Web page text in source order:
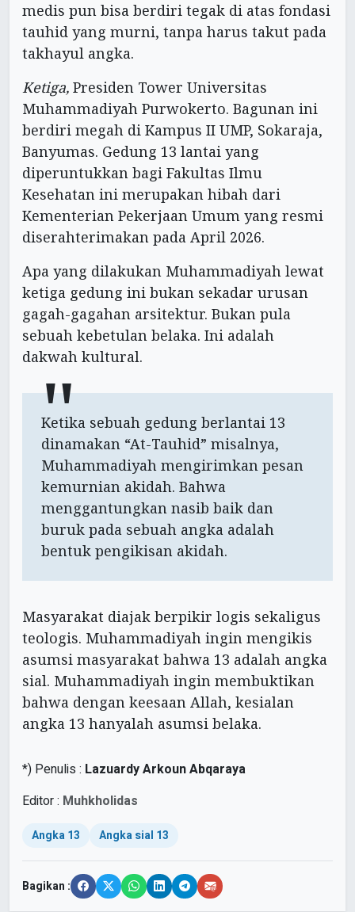
medis pun bisa berdiri tegak di atas fondasi
tauhid yang murni, tanpa harus takut pada
takhayul angka.
Ketiga, Presiden Tower Universitas
Muhammadiyah Purwokerto. Bagunan ini
berdiri megah di Kampus II UMP, Sokaraja,
Banyumas. Gedung 13 lantai yang
diperuntukkan bagi Fakultas Ilmu
Kesehatan ini merupakan hibah dari
Kementerian Pekerjaan Umum yang resmi
diserahterimakan pada April 2026.
Apa yang dilakukan Muhammadiyah lewat
ketiga gedung ini bukan sekadar urusan
gagah-gagahan arsitektur. Bukan pula
sebuah kebetulan belaka. Ini adalah
dakwah kultural.
Ketika sebuah gedung berlantai 13
dinamakan “At-Tauhid” misalnya,
Muhammadiyah mengirimkan pesan
kemurnian akidah. Bahwa
menggantungkan nasib baik dan
buruk pada sebuah angka adalah
bentuk pengikisan akidah.
Masyarakat diajak berpikir logis sekaligus
teologis. Muhammadiyah ingin mengikis
asumsi masyarakat bahwa 13 adalah angka
sial. Muhammadiyah ingin membuktikan
bahwa dengan keesaan Allah, kesialan
angka 13 hanyalah asumsi belaka.
*) Penulis : Lazuardy Arkoun Abqaraya
Editor : Muhkholidas
Angka 13 Angka sial 13
Bagikan :